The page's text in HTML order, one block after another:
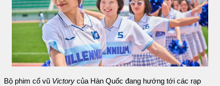
Bộ phim cổ vũ Victory của Hàn Quốc đang hướng tới các rạp